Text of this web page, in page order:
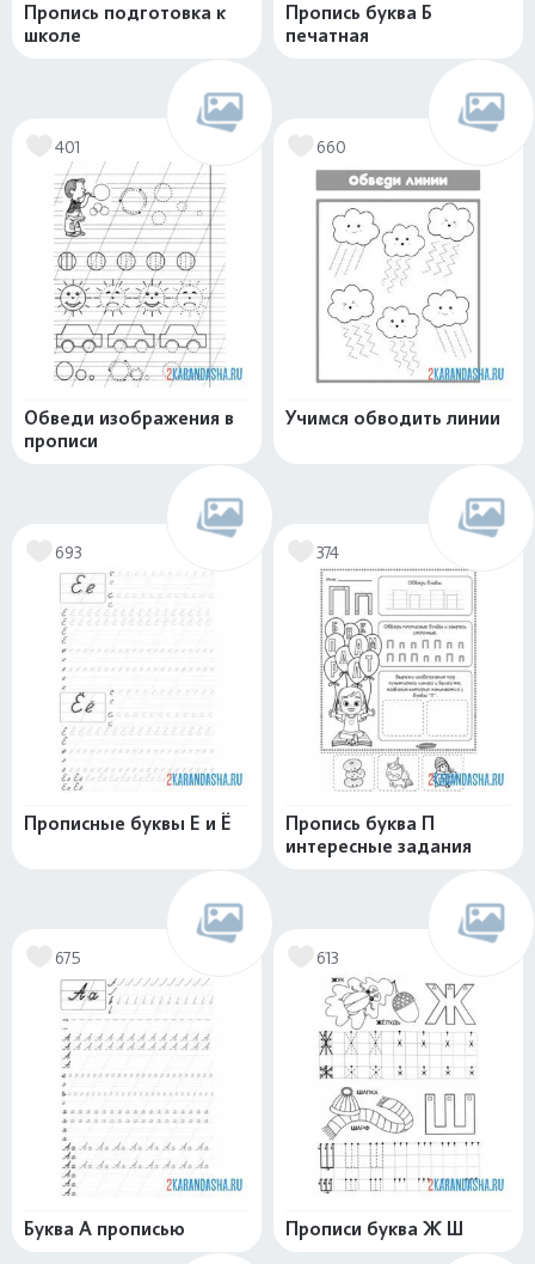
Пропись подготовка к
школе
Пропись буква Б
печатная
401
Обведи изображения в
прописи
660
Учимся обводить линии
693
Прописные буквы Е и Ё
374
Пропись буква П
интересные задания
675
Буква А прописью
613
Прописи буква Ж Ш